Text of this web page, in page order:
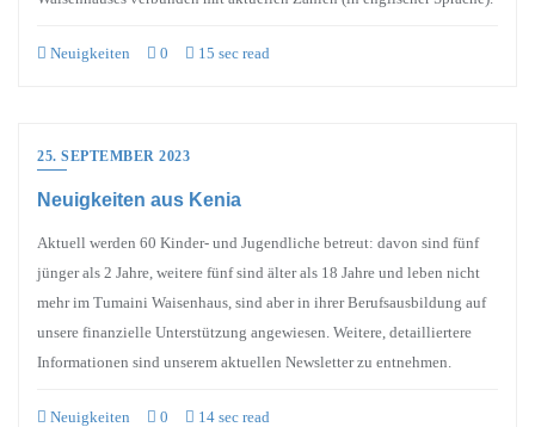
Neuigkeiten 0 15 sec read
25. SEPTEMBER 2023
Neuigkeiten aus Kenia
Aktuell werden 60 Kinder- und Jugendliche betreut: davon sind fünf
jünger als 2 Jahre, weitere fünf sind älter als 18 Jahre und leben nicht
mehr im Tumaini Waisenhaus, sind aber in ihrer Berufsausbildung auf
unsere finanzielle Unterstützung angewiesen. Weitere, detailliertere
Informationen sind unserem aktuellen Newsletter zu entnehmen.
Neuigkeiten 0 14 sec read